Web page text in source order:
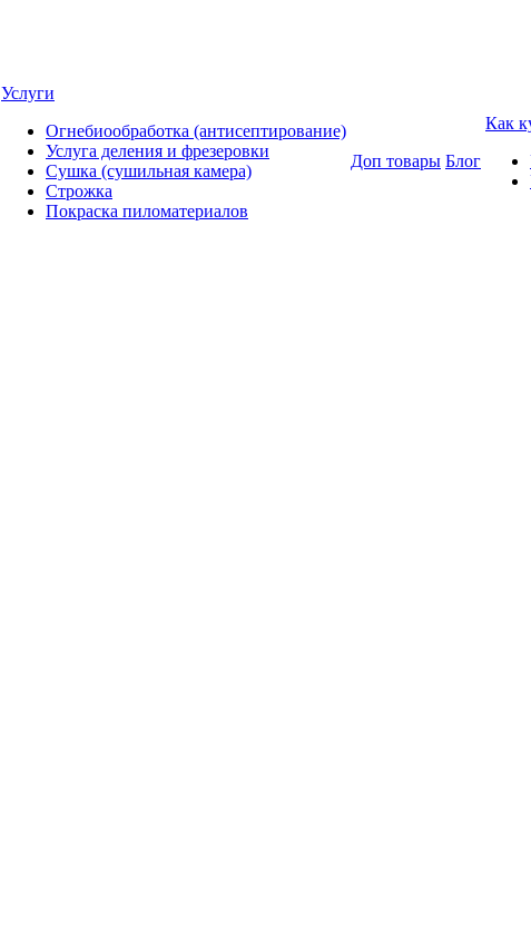
Услуги
Огнебиообработка (антисептирование)
Услуга деления и фрезеровки
Сушка (сушильная камера)
Строжка
Покраска пиломатериалов
Доп товары Блог
Как